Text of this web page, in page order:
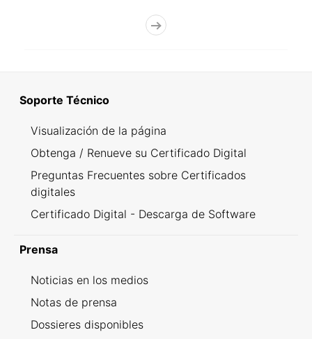
Soporte Técnico
Visualización de la página
Obtenga / Renueve su Certificado Digital
Preguntas Frecuentes sobre Certificados
digitales
Certificado Digital - Descarga de Software
Prensa
Noticias en los medios
Notas de prensa
Dossieres disponibles